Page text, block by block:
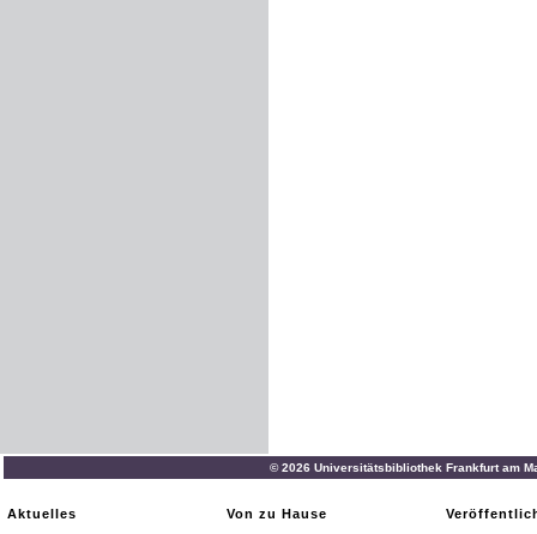
© 2026 Universitätsbibliothek Frankfurt am
Aktuelles
Von zu Hause